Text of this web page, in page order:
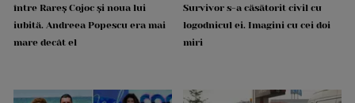
între Rareș Cojoc și noua lui
iubită. Andreea Popescu era mai
mare decât el
Survivor s-a căsătorit civil cu
logodnicul ei. Imagini cu cei doi
miri